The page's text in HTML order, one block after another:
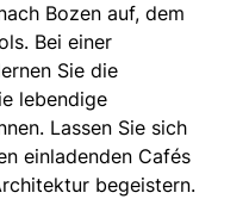
Bozen auf, dem
Bei einer
Sie die
lebendige
Lassen Sie sich
einladenden Cafés
begeistern.